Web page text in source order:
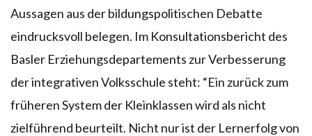
Aussagen aus der bildungspolitischen Debatte
eindrucksvoll belegen. Im Konsultationsbericht des
Basler Erziehungsdepartements zur Verbesserung
der integrativen Volksschule steht: “Ein zurück zum
früheren System der Kleinklassen wird als nicht
zielführend beurteilt. Nicht nur ist der Lernerfolg von